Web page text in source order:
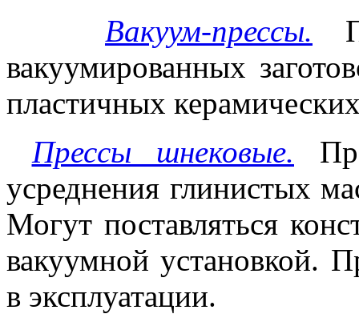
Вакуум-прессы.
вакуумированных
пла­стичных
Прессы шнековые.
усреднения глинистых
Могут поставляться
вакуумной установкой.
в эксплуатации.